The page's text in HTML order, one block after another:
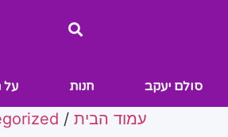
סולם יעקב חנות על
עמוד הבית /